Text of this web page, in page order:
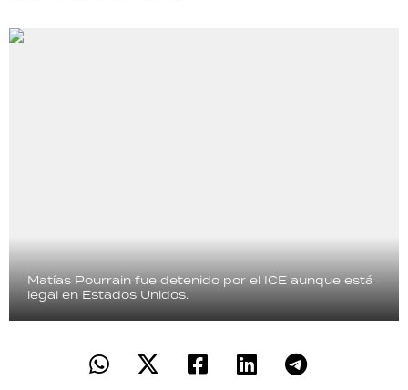
Matías Pourrain fue detenido por el ICE aunque está
legal en Estados Unidos.